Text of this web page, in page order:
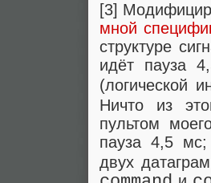
[3]
мной
структуре
идёт пауза
(логической
Ничто из
пультом
пауза 4,5
двух